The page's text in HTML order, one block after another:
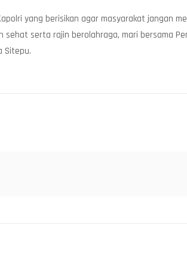
yang berisikan agar masyarakat jangan
serta rajin berolahraga, mari bersama
Sitepu.